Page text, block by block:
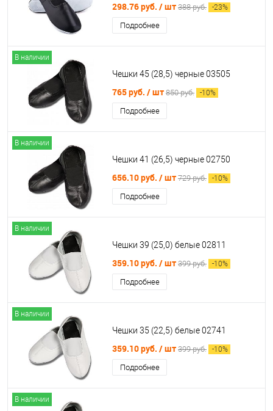
298.76 руб. / шт 388 руб. -23%
Подробнее
В наличии
Чешки 45 (28,5) черные 03505
765 руб. / шт 850 руб. -10%
Подробнее
В наличии
Чешки 41 (26,5) черные 02750
656.10 руб. / шт 729 руб. -10%
Подробнее
В наличии
Чешки 39 (25,0) белые 02811
359.10 руб. / шт 399 руб. -10%
Подробнее
В наличии
Чешки 35 (22,5) белые 02741
359.10 руб. / шт 399 руб. -10%
Подробнее
В наличии